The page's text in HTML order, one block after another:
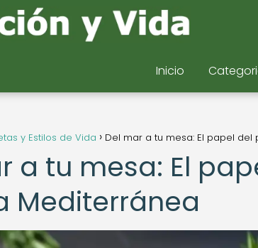
Inicio
y Estilos de Vida Del mar a tu mesa: El papel
a tu mesa: El
Mediterránea